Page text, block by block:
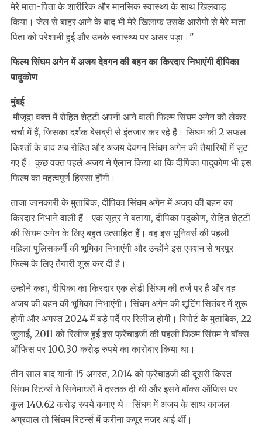
मेरे माता-पिता के शारीरिक और मानसिक स्वास्थ्य के साथ खिलवाड़
किया। जेल से बाहर आने के बाद भी मेरे खिलाफ उसके आरोपों से मेरे माता-
पिता को परेशानी हुई और उनके स्वास्थ्य पर असर पड़ा।"
फिल्म सिंघम अगेन में अजय देवगन की बहन का किरदार निभाएंगी दीपिका
पादुकोण
मुंबई
मौजूदा वक्त में रोहित शेट्टी अपनी आने वाली फिल्म सिंघम अगेन को लेकर
चर्चा में हैं, जिसका दर्शक बेसब्री से इंतजार कर रहे हैं। सिंघम की 2 सफल
किश्तों के बाद अब रोहित और अजय देवगन सिंघम अगेन की तैयारियों में जुट
गए हैं। कुछ वक्त पहले अजय ने ऐलान किया था कि दीपिका पादुकोण भी इस
फिल्म का महत्वपूर्ण हिस्सा होंगी।
ताजा जानकारी के मुताबिक, दीपिका सिंघम अगेन में अजय की बहन का
किरदार निभाने वाली हैं। एक सूत्र ने बताया, दीपिका पदुकोण, रोहित शेट्टी
की सिंघम अगेन के लिए बहुत उत्साहित हैं। वह इस यूनिवर्स की पहली
महिला पुलिसकर्मी की भूमिका निभाएंगी और उन्होंने इस एक्शन से भरपूर
फिल्म के लिए तैयारी शुरू कर दी है।
उन्होंने कहा, दीपिका का किरदार एक लेडी सिंघम की तर्ज पर है और वह
अजय की बहन की भूमिका निभाएंगी। सिंघम अगेन की शूटिंग सितंबर में शुरू
होगी और अगस्त 2024 में बड़े पर्दे पर रिलीज होगी। रिपोर्ट के मुताबिक, 22
जुलाई, 2011 को रिलीज हुई इस फ्रेंचाइजी की पहली फिल्म सिंघम ने बॉक्स
ऑफिस पर 100.30 करोड़ रुपये का कारोबार किया था।
तीन साल बाद यानी 15 अगस्त, 2014 को फ्रेंचाइजी की दूसरी किस्त
सिंघम रिटर्न्स ने सिनेमाघरों में दस्तक दी थी और इसने बॉक्स ऑफिस पर
कुल 140.62 करोड़ रुपये कमाए थे। सिंघम में अजय के साथ काजल
अग्रवाल तो सिंघम रिटर्न्स में करीना कपूर नजर आई थीं।